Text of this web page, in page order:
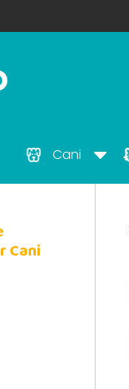
Cani
Cani